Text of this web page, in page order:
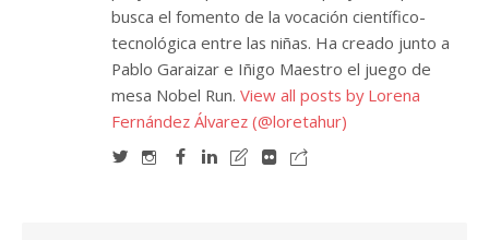
busca el fomento de la vocación científico-
tecnológica entre las niñas. Ha creado junto a
Pablo Garaizar e Iñigo Maestro el juego de
mesa Nobel Run. View all posts by Lorena
Fernández Álvarez (@loretahur)